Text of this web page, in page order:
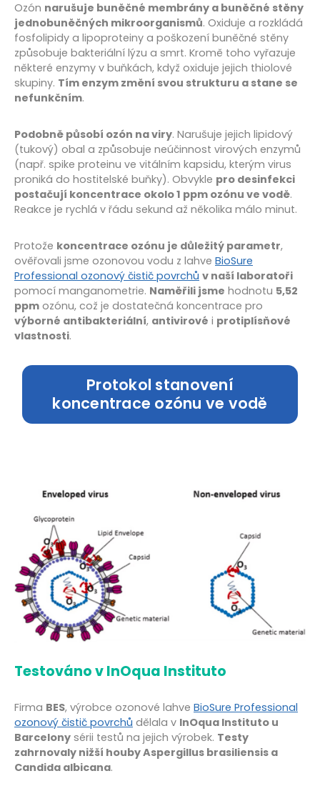
Ozón narušuje buněčné membrány a buněčné stěny
jednobuněčných mikroorganismů. Oxiduje a rozkládá
fosfolipidy a lipoproteiny a poškození buněčné stěny
způsobuje bakteriální lýzu a smrt. Kromě toho vyřazuje
některé enzymy v buňkách, když oxiduje jejich thiolové
skupiny. Tím enzym změní svou strukturu a stane se
nefunkčním.
Podobně působí ozón na viry. Narušuje jejich lipidový
(tukový) obal a způsobuje neúčinnost virových enzymů
(např. spike proteinu ve vitálním kapsidu, kterým virus
proniká do hostitelské buňky). Obvykle pro desinfekci
postačují koncentrace okolo 1 ppm ozónu ve vodě.
Reakce je rychlá v řádu sekund až několika málo minut.
Protože koncentrace ozónu je důležitý parametr,
ověřovali jsme ozonovou vodu z lahve BioSure
Professional ozonový čistič povrchů v naší laboratoři
pomocí manganometrie. Naměřili jsme hodnotu 5,52
ppm ozónu, což je dostatečná koncentrace pro
výborné antibakteriální, antivirové i protiplísňové
vlastnosti.
Protokol stanovení
koncentrace ozónu ve vodě
Testováno v InOqua Instituto
Firma BES, výrobce ozonové lahve BioSure Professional
ozonový čistič povrchů dělala v InOqua Instituto u
Barcelony sérii testů na jejich výrobek. Testy
zahrnovaly nižší houby Aspergillus brasiliensis a
Candida albicana.